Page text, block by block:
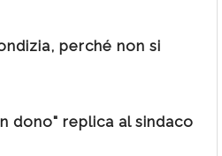
perché non si
dono" replica al sindaco